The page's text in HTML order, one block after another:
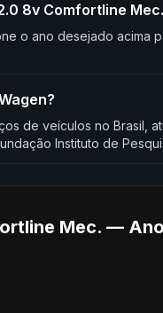
8v Comfortline Mec.
o ano desejado acima
de veículos no Brasil,
Instituto de
Mec. —